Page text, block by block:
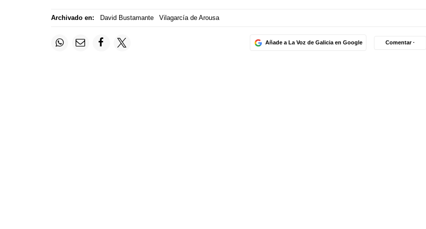
Archivado en: David Bustamante Vilagarcía de Arousa
Añade a La Voz de Galicia en Google Comentar ·